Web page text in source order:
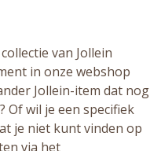
van Jollein
in onze webshop
Jollein-item dat nog
Of wil je een specifiek
je niet kunt vinden op
via het